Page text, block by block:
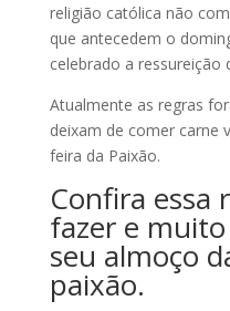
religião católica não
que antecedem o
celebrado a ressureição
Atualmente as regras
deixam de comer carne
feira da Paixão.
Confira essa
fazer e
seu almoço
paixão.